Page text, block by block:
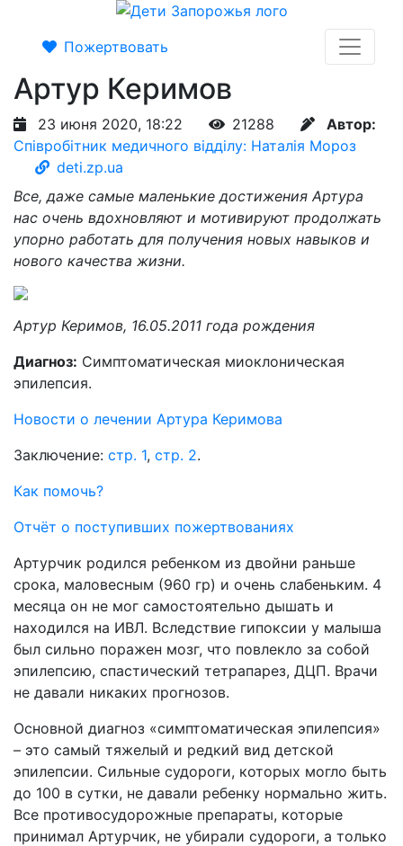
Пожертвовать
Артур Керимов
23 июня 2020, 18:22 21288
Автор:
Співробітник медичного відділу: Наталія Мороз
deti.zp.ua
Все, даже самые маленькие достижения Артура
нас очень вдохновляют и мотивируют продолжать
упорно работать для получения новых навыков и
нового качества жизни.
Артур Керимов, 16.05.2011 года рождения
Диагноз: Симптоматическая миоклоническая
эпилепсия.
Новости о лечении Артура Керимова
Заключение: стр. 1, стр. 2.
Как помочь?
Отчёт о поступивших пожертвованиях
Артурчик родился ребенком из двойни раньше
срока, маловесным (960 гр) и очень слабеньким. 4
месяца он не мог самостоятельно дышать и
находился на ИВЛ. Вследствие гипоксии у малыша
был сильно поражен мозг, что повлекло за собой
эпилепсию, спастический тетрапарез, ДЦП. Врачи
не давали никаких прогнозов.
Основной диагноз «симптоматическая эпилепсия»
– это самый тяжелый и редкий вид детской
эпилепсии. Сильные судороги, которых могло быть
до 100 в сутки, не давали ребенку нормально жить.
Все противосудорожные препараты, которые
принимал Артурчик, не убирали судороги, а только